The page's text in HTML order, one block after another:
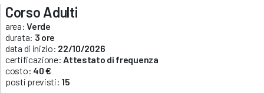
Corso Adulti
area:Verde
durata: 3 ore
data di inizio: 22/10/2026
certificazione: Attestato di frequenza
costo: 40 €
posti previsti: 15